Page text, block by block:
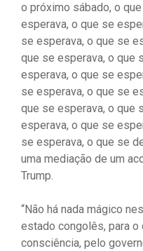
o próximo sábado, o
esperava, o que se
se esperava, o que se
que se esperava, o que
esperava, o que se
se esperava, o que se
que se esperava, o que
esperava, o que se
se esperava, o que se
uma mediação de um
Trump.
“Não há nada mágico
estado congolês, para o
consciência, pelo